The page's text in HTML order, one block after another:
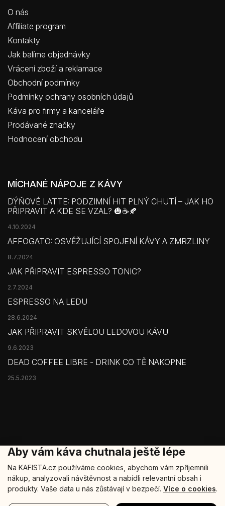
Aby vám káva chutnala ještě lépe
Na KAFISTA.cz používáme cookies, abychom vám zpříjemnili
nákup, analyzovali návštěvnost a nabídli relevantní obsah i
produkty. Vaše data u nás zůstávají v bezpečí. Více o cookies.
O nás
Affiliate program
Kontakty
Jak balíme objednávky
Vrácení zboží a reklamace
Obchodní podmínky
Podmínky ochrany osobních údajů
Káva pro firmy a kanceláře
Prodávané značky
Hodnocení obchodu
MÍCHANÉ NÁPOJE Z KÁVY
DÝŇOVÉ LATTE: PODZIMNÍ HIT PLNÝ CHUTÍ – JAK HO
PŘIPRAVIT A KDE SE VZAL? 🎃☕🍂
4.10.2024
AFFOGATO: OSVĚŽUJÍCÍ SPOJENÍ KÁVY A ZMRZLINY
8.7.2024
JAK PŘIPRAVIT ESPRESSO TONIC?
2.7.2024
ESPRESSO NA LEDU
28.6.2024
JAK PŘIPRAVIT SKVĚLOU LEDOVOU KÁVU
9.6.2023
DEAD COFFEE LIBRE - DRINK CO TĚ NAKOPNE
25.5.2023
Copyright 2026Kafista. Všechna práva vyhrazena.